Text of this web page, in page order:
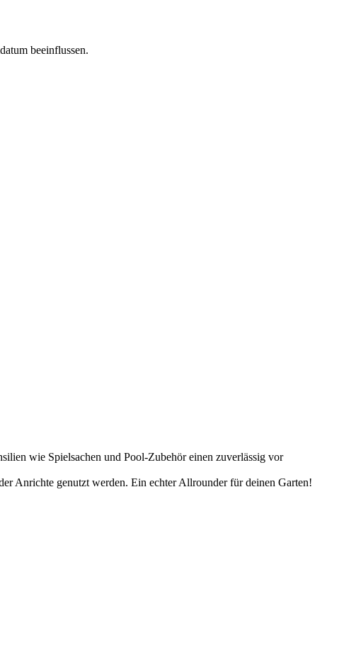
beeinflussen.
wie Spielsachen und Pool-Zubehör einen zuverlässig vor
Anrichte genutzt werden. Ein echter Allrounder für deinen Garten!